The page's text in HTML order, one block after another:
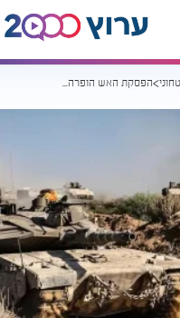
הפסקת האש הופרה - ירי נ"ט לעבר לוחמי צה"ל מתוך שטח ישראל